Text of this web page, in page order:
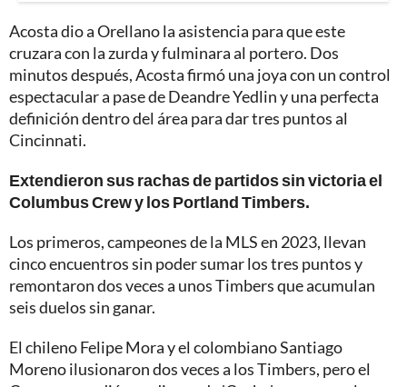
Acosta dio a Orellano la asistencia para que este
cruzara con la zurda y fulminara al portero. Dos
minutos después, Acosta firmó una joya con un control
espectacular a pase de Deandre Yedlin y una perfecta
definición dentro del área para dar tres puntos al
Cincinnati.
Extendieron sus rachas de partidos sin victoria el
Columbus Crew y los Portland Timbers.
Los primeros, campeones de la MLS en 2023, llevan
cinco encuentros sin poder sumar los tres puntos y
remontaron dos veces a unos Timbers que acumulan
seis duelos sin ganar.
El chileno Felipe Mora y el colombiano Santiago
Moreno ilusionaron dos veces a los Timbers, pero el